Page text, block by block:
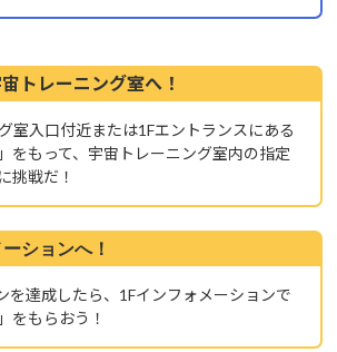
トレーニング室へ！
室入口付近または1Fエントランスにある
をもって、宇宙トレーニング室内の指定
挑戦だ！
ションへ！
を達成したら、1Fインフォメーションで
をもらおう！